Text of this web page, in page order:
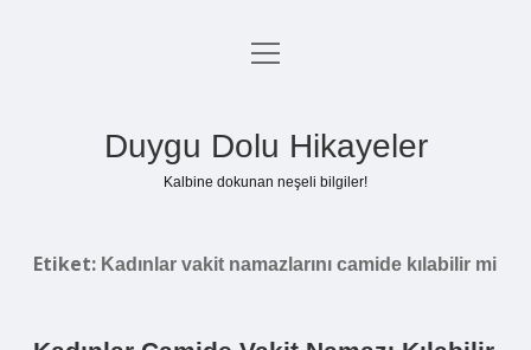
Anasayfa
menüyü
Duygu Dolu Hikayeler
Kalbine dokunan neşeli bilgiler!
Etiket: Kadınlar vakit namazlarını camide kılabilir mi